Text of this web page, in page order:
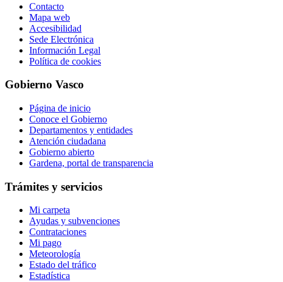
Contacto
Mapa web
Accesibilidad
Sede Electrónica
Información Legal
Política de cookies
Gobierno Vasco
Página de inicio
Conoce el Gobierno
Departamentos y entidades
Atención ciudadana
Gobierno abierto
Gardena, portal de transparencia
Trámites y servicios
Mi carpeta
Ayudas y subvenciones
Contrataciones
Mi pago
Meteorología
Estado del tráfico
Estadística